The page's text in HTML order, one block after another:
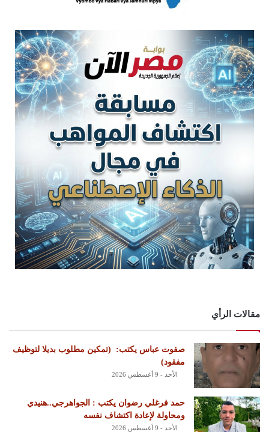
مقالات الرأي
‏صفوت عباس يكتب: ‏ ‏(تمكين مطلوب بديلا لتوظيف
مفقود)
الأحد - 9 أغسطس 2026
حمد فرغلي رضوان يكتب : الجواهرجي..هنيدي
ومحاولة لإعادة اكتشاف نفسه
الأحد - 9 أغسطس 2026